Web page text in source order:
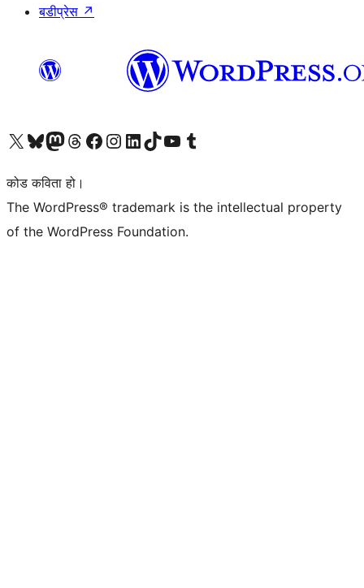
बडीप्रेस ↗
हाम्रो X (पहिले ट्विटर) खातामा जानुहोस्
हाम्रो Bluesky खाता भ्रमण गर्नुहोस्
हाम्रो म्यास्टोडन खाता भ्रमण गर्नुहोस्
हाम्रो थ्रेड्स खातामा जानुहोस्
हाम्रो फेसबुक पेजमा जानुहोस्
हाम्रो इन्स्टाग्राम खातामा जानुहोस्
हाम्रो लिङ्क्डइन खातामा जानुहोस्
हाम्रो TikTok खाता भ्रमण गर्नुहोस्
हाम्रो युट्युब च्यानलमा जानुहोस्
हाम्रो टम्बलर खाता भ्रमण गर्नुहोस्
कोड कविता हो।
The WordPress® trademark is the intellectual property
of the WordPress Foundation.